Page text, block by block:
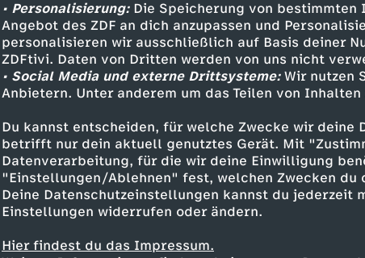
• Personalisierung:Die Speicherung von bestimmten
Angebot des ZDF an dich anzupassen und
personalisieren wir ausschließlich auf Basis deiner
ZDFtivi. Daten von Dritten werden von uns nicht
• Social Media und externe Drittsysteme:Wir nutzen
Anbietern. Unter anderem um das Teilen von
Du kannst entscheiden, für welche Zwecke wir
betrifft nur dein aktuell genutztes Gerät. Mit
Datenverarbeitung, für die wir deine Einwilligung
"Einstellungen/Ablehnen" fest, welchen Zwecken
Deine Datenschutzeinstellungen kannst du jederzeit
Einstellungen widerrufen oder ändern.
Hier findest du das Impressum.
Ähnliche Inhalte entdecken
Gesellschaft Reportage